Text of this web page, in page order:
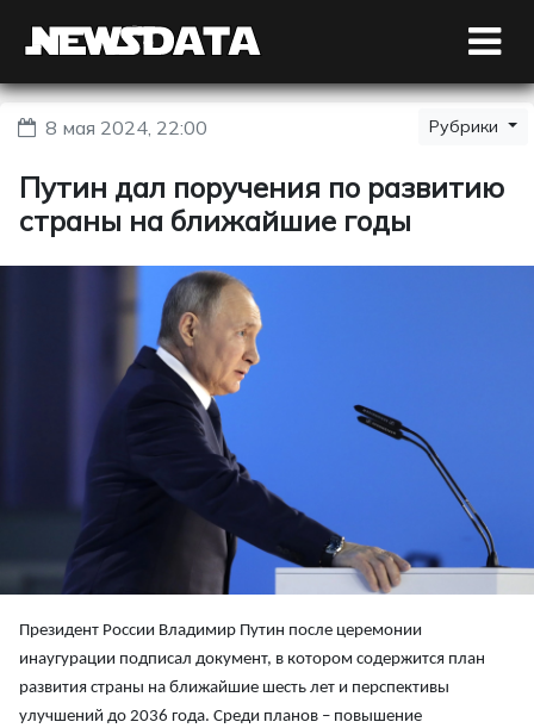
8 мая 2024, 22:00 Рубрики
Путин дал поручения по развитию
страны на ближайшие годы
Президент России Владимир Путин после церемонии
инаугурации подписал документ, в котором содержится план
развития страны на ближайшие шесть лет и перспективы
улучшений до 2036 года. Среди планов – повышение